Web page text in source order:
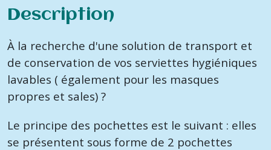
Description
À la recherche d'une solution de transport et
de conservation de vos serviettes hygiéniques
lavables ( également pour les masques
propres et sales) ?
Le principe des pochettes est le suivant : elles
se présentent sous forme de 2 pochettes